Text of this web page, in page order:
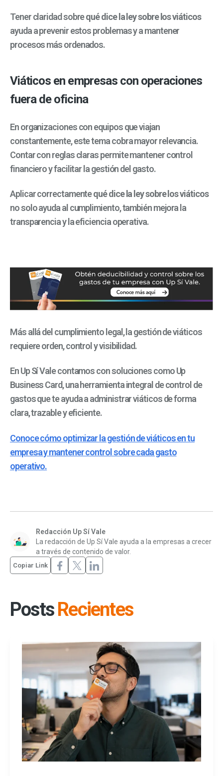
Tener claridad sobrequé dice la ley sobre los viáticos
ayuda a prevenir estos problemas y a mantener
procesos más ordenados.
Viáticos en empresas con operaciones
fuera de oficina
En organizaciones con equipos que viajan
constantemente, este tema cobra mayor relevancia.
Contar con reglas claras permite mantener control
financiero y facilitar la gestión del gasto.
Aplicar correctamentequé dice la ley sobre los viáticos
no solo ayuda al cumplimiento, también mejora la
transparencia y la eficiencia operativa.
Más allá del cumplimiento legal, la gestión de viáticos
requiere orden, control y visibilidad.
En Up Sí Vale contamos con soluciones como Up
Business Card, una herramienta integral de control de
gastos que te ayuda a administrar viáticos de forma
clara, trazable y eficiente.
Conoce cómo optimizar la gestión de viáticos en tu
empresa y mantener control sobre cada gasto
operativo.
Redacción Up Sí Vale
La redacción de Up Sí Vale ayuda a la empresas a crecer
a través de contenido de valor.
Copiar Link
PostsRecientes